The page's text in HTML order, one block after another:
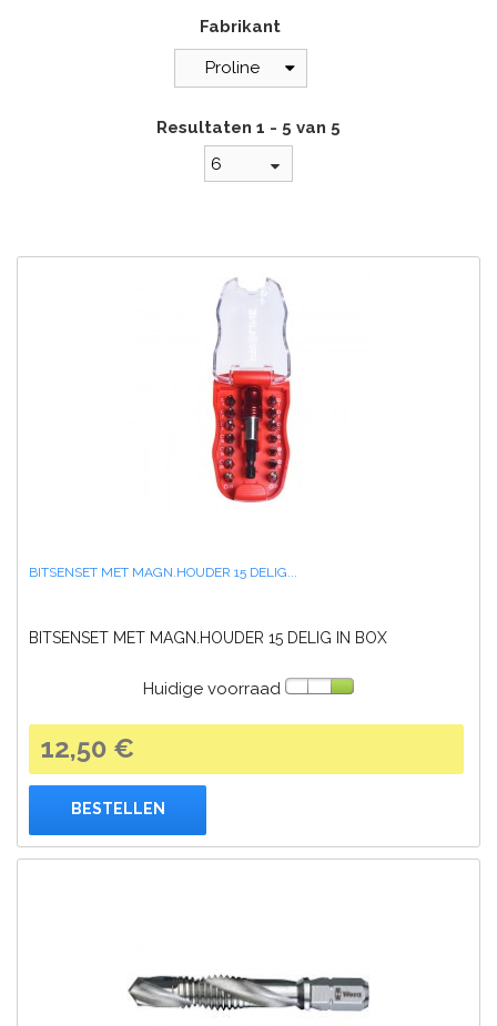
Fabrikant
Proline
Resultaten 1 - 5 van 5
6
BITSENSET MET MAGN.HOUDER 15 DELIG...
BITSENSET MET MAGN.HOUDER 15 DELIG IN BOX
Huidige voorraad
12,50 €
BESTELLEN